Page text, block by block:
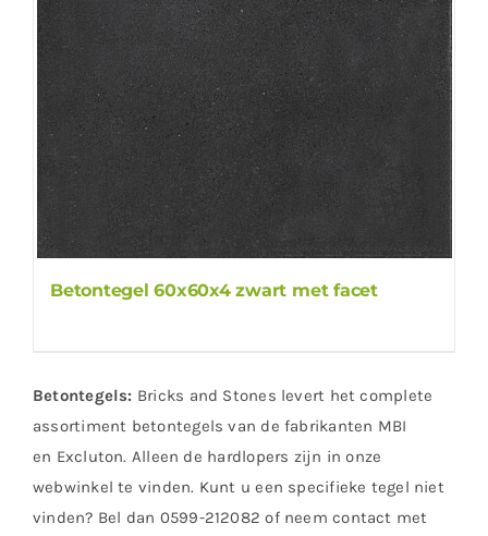
Betontegel 60x60x4 zwart met facet
Betontegels: Bricks and Stones levert het complete
assortiment betontegels van de fabrikanten MBI
en Excluton. Alleen de hardlopers zijn in onze
webwinkel te vinden. Kunt u een specifieke tegel niet
vinden? Bel dan 0599-212082 of neem contact met